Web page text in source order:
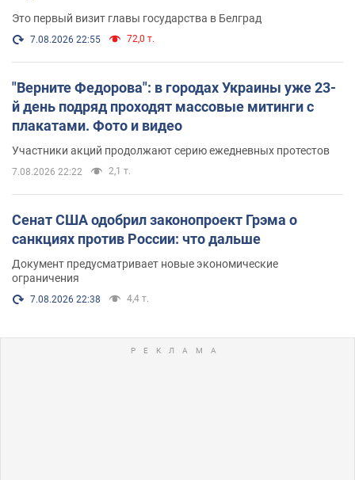
Это первый визит главы государства в Белград
7.08.2026 22:55 72,0 т.
"Верните Федорова": в городах Украины уже 23-
й день подряд проходят массовые митинги с
плакатами. Фото и видео
Участники акций продолжают серию ежедневных протестов
7.08.2026 22:22 2,1 т.
Сенат США одобрил законопроект Грэма о
санкциях против России: что дальше
Документ предусматривает новые экономические
ограничения
7.08.2026 22:38 4,4 т.